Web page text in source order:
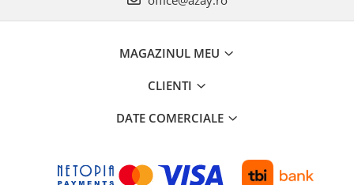
MAGAZINUL MEU
CLIENTI
DATE COMERCIALE